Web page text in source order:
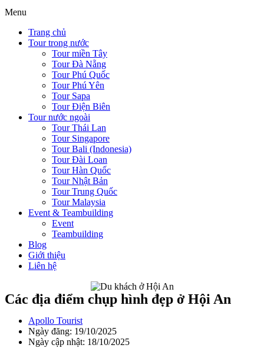
Menu
Trang chủ
Tour trong nước
Tour miền Tây
Tour Đà Nẵng
Tour Phú Quốc
Tour Phú Yên
Tour Sapa
Tour Điện Biên
Tour nước ngoài
Tour Thái Lan
Tour Singapore
Tour Bali (Indonesia)
Tour Đài Loan
Tour Hàn Quốc
Tour Nhật Bản
Tour Trung Quốc
Tour Malaysia
Event & Teambuilding
Event
Teambuilding
Blog
Giới thiệu
Liên hệ
Các địa điểm chụp hình đẹp ở Hội An
Apollo Tourist
Ngày đăng: 19/10/2025
Ngày cập nhật: 18/10/2025